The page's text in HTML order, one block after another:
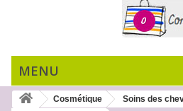
0
MENU
Cosmétique
Soins des